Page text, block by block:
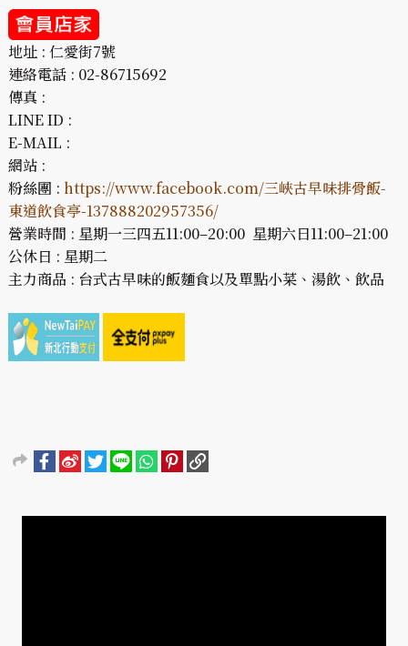
地址 : 仁愛街7號
連絡電話 : 02-86715692
傳真 :
LINE ID :
E-MAIL :
網站 :
粉絲團 : https://www.facebook.com/三峽古早味排骨飯-
東道飲食亭-137888202957356/
營業時間 : 星期一三四五11:00–20:00 星期六日11:00–21:00
公休日 : 星期二
主力商品 : 台式古早味的飯麵食以及單點小菜、湯飲、飲品